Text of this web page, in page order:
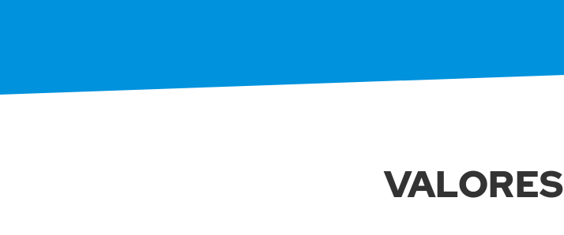
VALORES